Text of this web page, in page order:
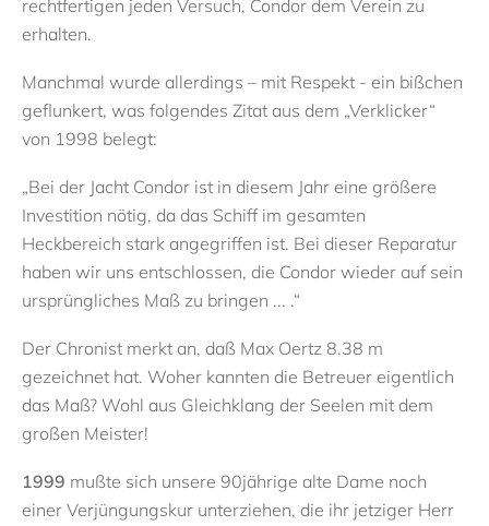
rechtfertigen jeden Versuch, Condor dem Verein zu
erhalten.
Manchmal wurde allerdings – mit Respekt - ein bißchen
geflunkert, was folgendes Zitat aus dem „Verklicker“
von 1998 belegt:
„Bei der Jacht Condor ist in diesem Jahr eine größere
Investition nötig, da das Schiff im gesamten
Heckbereich stark angegriffen ist. Bei dieser Reparatur
haben wir uns entschlossen, die Condor wieder auf sein
ursprüngliches Maß zu bringen ... .“
Der Chronist merkt an, daß Max Oertz 8.38 m
gezeichnet hat. Woher kannten die Betreuer eigentlich
das Maß? Wohl aus Gleichklang der Seelen mit dem
großen Meister!
1999 mußte sich unsere 90jährige alte Dame noch
einer Verjüngungskur unterziehen, die ihr jetziger Herr